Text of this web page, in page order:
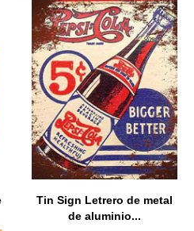
Tin Sign Letrero de metal
de aluminio...